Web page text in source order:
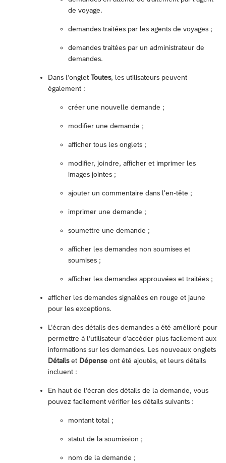
de voyage.
demandes traitées par les agents de voyages ;
demandes traitées par un administrateur de
demandes.
Dans l’onglet Toutes, les utilisateurs peuvent
également :
créer une nouvelle demande ;
modifier une demande ;
afficher tous les onglets ;
modifier, joindre, afficher et imprimer les
images jointes ;
ajouter un commentaire dans l'en-tête ;
imprimer une demande ;
soumettre une demande ;
afficher les demandes non soumises et
soumises ;
afficher les demandes approuvées et traitées ;
afficher les demandes signalées en rouge et jaune
pour les exceptions.
L’écran des détails des demandes a été amélioré pour
permettre à l’utilisateur d’accéder plus facilement aux
informations sur les demandes. Les nouveaux onglets
Détailset Dépense ont été ajoutés, et leurs détails
incluent :
En haut de l’écran des détails de la demande, vous
pouvez facilement vérifier les détails suivants :
montant total ;
statut de la soumission ;
nom de la demande ;